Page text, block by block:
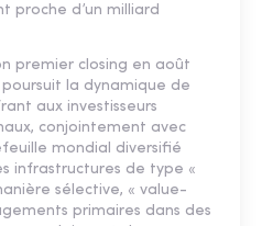
proche d’un milliard
premier closing en août
poursuit la dynamique de
aux investisseurs
conjointement avec
mondial diversifié
infrastructures de type «
sélective, « value-
primaires dans des